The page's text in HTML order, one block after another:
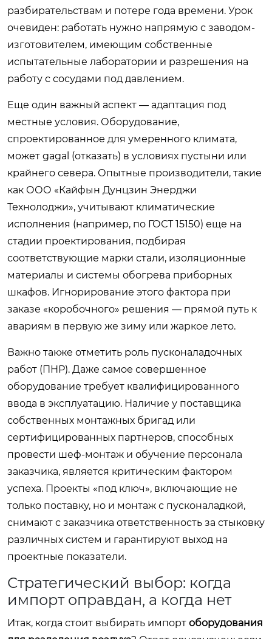
разбирательствам и потере года времени. Урок
очевиден: работать нужно напрямую с заводом-
изготовителем, имеющим собственные
испытательные лаборатории и разрешения на
работу с сосудами под давлением.
Еще один важный аспект — адаптация под
местные условия. Оборудование,
спроектированное для умеренного климата,
может gagal (отказать) в условиях пустыни или
крайнего севера. Опытные производители, такие
как ООО «Кайфын Дунцзин Энерджи
Технолоджи», учитывают климатические
исполнения (например, по ГОСТ 15150) еще на
стадии проектирования, подбирая
соответствующие марки стали, изоляционные
материалы и системы обогрева приборных
шкафов. Игнорирование этого фактора при
заказе «коробочного» решения — прямой путь к
авариям в первую же зиму или жаркое лето.
Важно также отметить роль пусконаладочных
работ (ПНР). Даже самое совершенное
оборудование требует квалифицированного
ввода в эксплуатацию. Наличие у поставщика
собственных монтажных бригад или
сертифицированных партнеров, способных
провести шеф-монтаж и обучение персонала
заказчика, является критическим фактором
успеха. Проекты «под ключ», включающие не
только поставку, но и монтаж с пусконаладкой,
снимают с заказчика ответственность за стыковку
различных систем и гарантируют выход на
проектные показатели.
Стратегический выбор: когда
импорт оправдан, а когда нет
Итак, когда стоит выбирать импорт оборудования